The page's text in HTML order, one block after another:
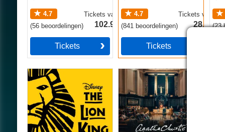
4.7
(56beoordelingen)
Tickets vanaf
102.99€
Tickets
4.7
(841 beoordelingen)
Ticketsvanaf
28.49€
Tickets
(23
The Lion King
Witness for the
Prosecution by Agatha
Christie